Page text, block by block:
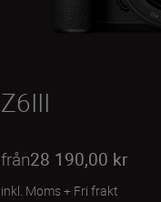
Z6III
från28 190,00 kr
inkl. Moms+ Fri frakt